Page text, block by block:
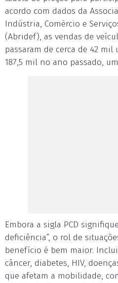
acordo com dados da
Indústria, Comércio e
(Abridef), as vendas de
passaram de cerca de 42 mil
187,5 mil no ano passado,
Embora a sigla PCD
deficiência”, o rol de
benefício é bem maior.
câncer, diabetes, HIV,
que afetam a mobilidade,